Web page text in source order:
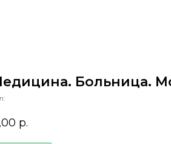
Больница.
р.